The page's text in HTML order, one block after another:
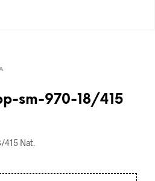
sm-970-18/415
415 Nat.